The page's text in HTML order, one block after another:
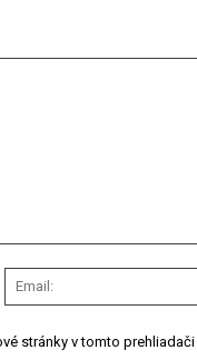
stránky v tomto